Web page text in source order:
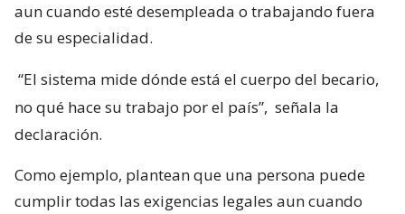
aun cuando esté desempleada o trabajando fuera
de su especialidad.
“El sistema mide dónde está el cuerpo del becario,
no qué hace su trabajo por el país”, señala la
declaración.
Como ejemplo, plantean que una persona puede
cumplir todas las exigencias legales aun cuando